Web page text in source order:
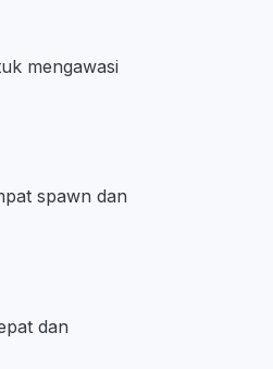
mengawasi
spawn dan
dan